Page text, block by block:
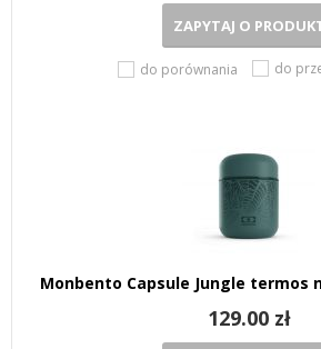
ZAPYTAJ O
do porównania do
Monbento Capsule Jungle termos
129.00 zł